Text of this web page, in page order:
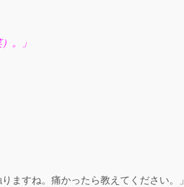
。」
ますね。痛かったら教えてください。」